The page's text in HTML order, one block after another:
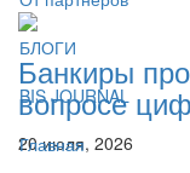
БЛОГИ
BIS JOURNAL
Главная
Банкиры
вопросе
20 июля, 2026